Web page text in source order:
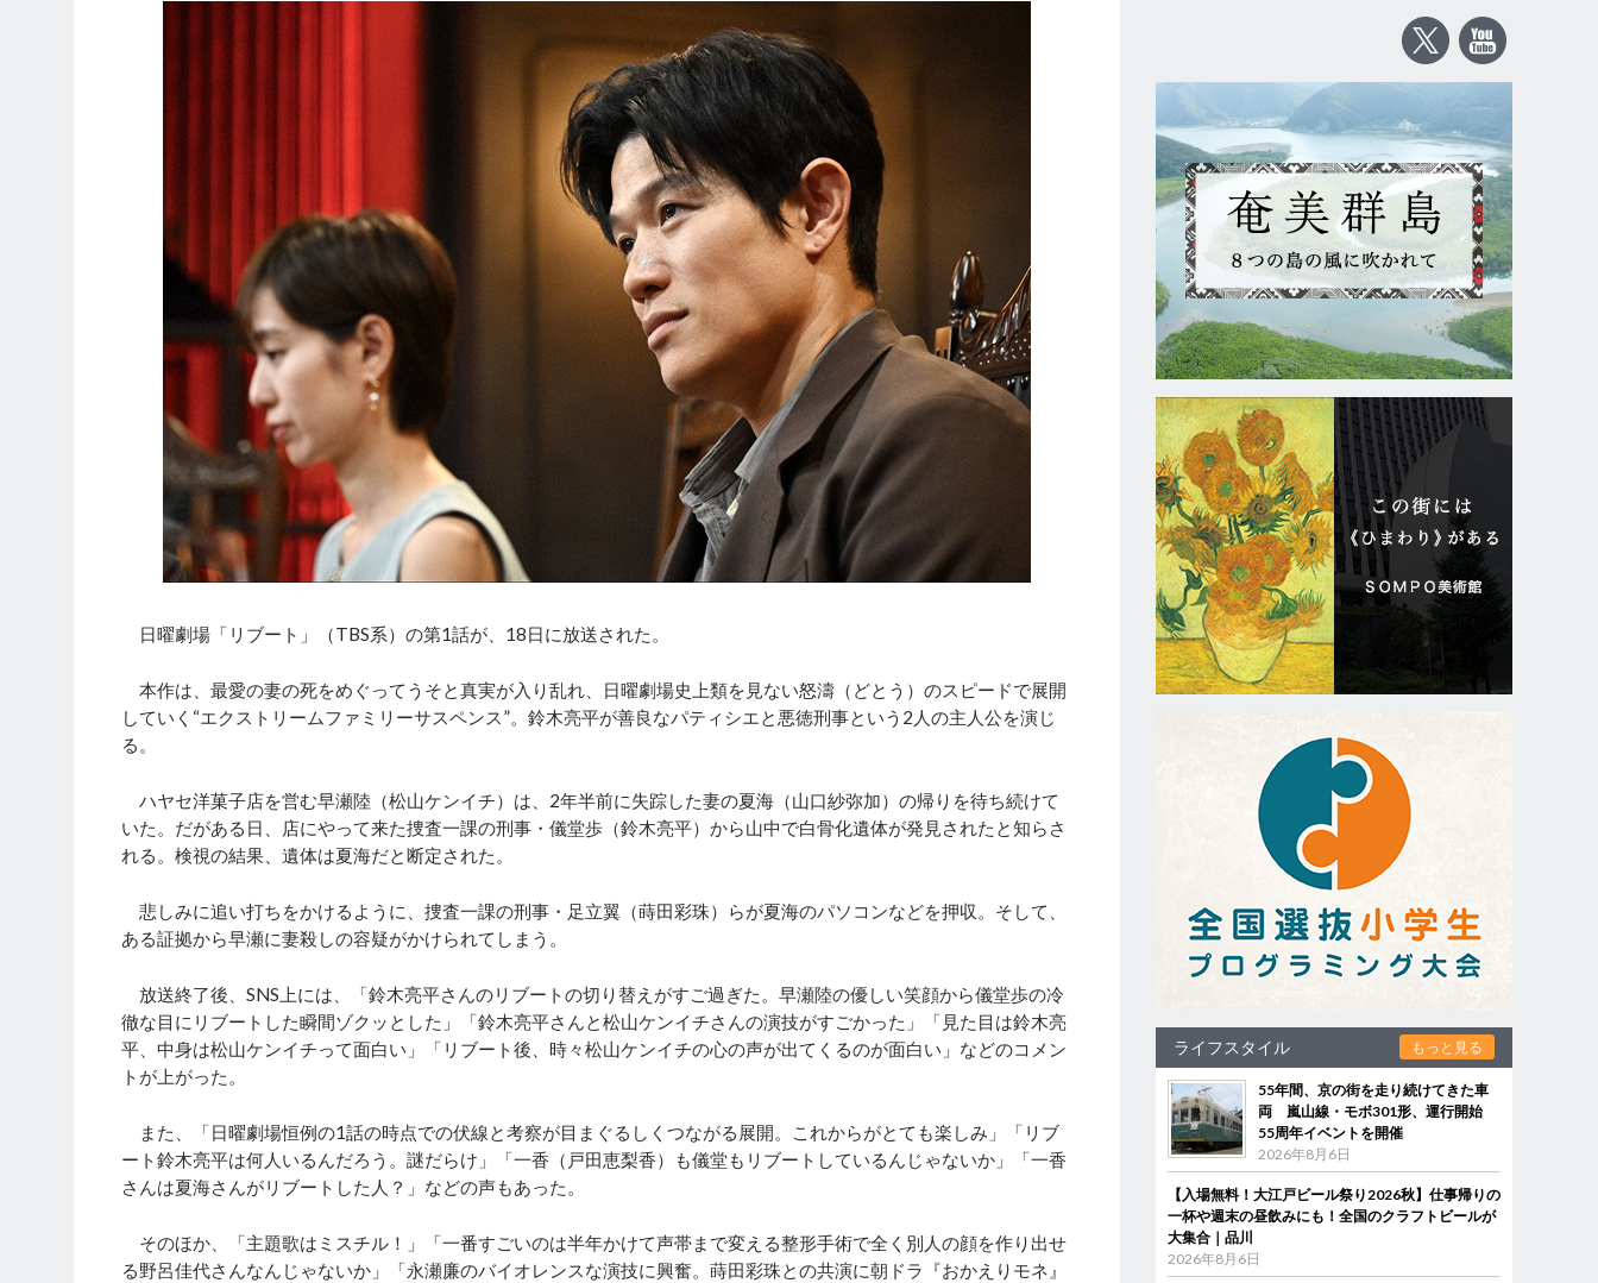
日曜劇場「リブート」（TBS系）の第1話が、18日に放送された。
本作は、最愛の妻の死をめぐってうそと真実が入り乱れ、日曜劇場史上類を見ない怒濤（どとう）のスピードで展開
していく“エクストリームファミリーサスペンス”。鈴木亮平が善良なパティシエと悪徳刑事という2人の主人公を演じ
る。
ハヤセ洋菓子店を営む早瀬陸（松山ケンイチ）は、2年半前に失踪した妻の夏海（山口紗弥加）の帰りを待ち続けて
いた。だがある日、店にやって来た捜査一課の刑事・儀堂歩（鈴木亮平）から山中で白骨化遺体が発見されたと知らさ
れる。検視の結果、遺体は夏海だと断定された。
悲しみに追い打ちをかけるように、捜査一課の刑事・足立翼（蒔田彩珠）らが夏海のパソコンなどを押収。そして、
ある証拠から早瀬に妻殺しの容疑がかけられてしまう。
放送終了後、SNS上には、「鈴木亮平さんのリブートの切り替えがすご過ぎた。早瀬陸の優しい笑顔から儀堂歩の冷
徹な目にリブートした瞬間ゾクッとした」「鈴木亮平さんと松山ケンイチさんの演技がすごかった」「見た目は鈴木亮
平、中身は松山ケンイチって面白い」「リブート後、時々松山ケンイチの心の声が出てくるのが面白い」などのコメン
トが上がった。
また、「日曜劇場恒例の1話の時点での伏線と考察が目まぐるしくつながる展開。これからがとても楽しみ」「リブ
ート鈴木亮平は何人いるんだろう。謎だらけ」「一香（戸田恵梨香）も儀堂もリブートしているんじゃないか」「一香
さんは夏海さんがリブートした人？」などの声もあった。
そのほか、「主題歌はミスチル！」「一番すごいのは半年かけて声帯まで変える整形手術で全く別人の顔を作り出せ
る野呂佳代さんなんじゃないか」「永瀬廉のバイオレンスな演技に興奮。蒔田彩珠との共演に朝ドラ『おかえりモネ』
ライフスタイル もっと見る
55年間、京の街を走り続けてきた車
両 嵐山線・モボ301形、運行開始
55周年イベントを開催
2026年8月6日
【入場無料！大江戸ビール祭り2026秋】仕事帰りの
一杯や週末の昼飲みにも！全国のクラフトビールが
大集合｜品川
2026年8月6日